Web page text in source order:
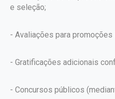
e seleção;
- Avaliações para
- Gratificações adicionais
- Concursos públicos